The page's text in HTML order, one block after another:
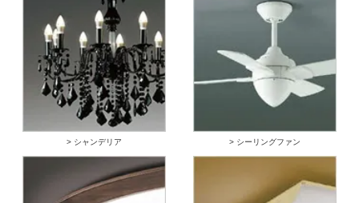
> シャンデリア > シーリングファン